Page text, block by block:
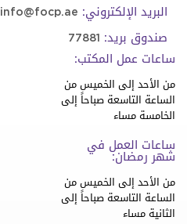
البريد الإلكتروني: info@focp.ae
صندوق بريد: 77881
ساعات عمل المكتب:
من الأحد إلى الخميس من
الساعة التاسعة صباحاً إلى
الخامسة مساء
ساعات العمل في
شهر رمضان:
من الأحد إلى الخميس من
الساعة التاسعة صباحاً إلى
الثانية مساء